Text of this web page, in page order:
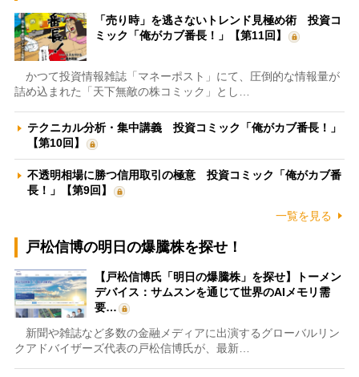
「売り時」を逃さないトレンド見極め術 投資コ
ミック「俺がカブ番長！」【第11回】
かつて投資情報雑誌「マネーポスト」にて、圧倒的な情報量が
詰め込まれた「天下無敵の株コミック」とし…
テクニカル分析・集中講義 投資コミック「俺がカブ番長！」
【第10回】
不透明相場に勝つ信用取引の極意 投資コミック「俺がカブ番
長！」【第9回】
一覧を見る
戸松信博の明日の爆騰株を探せ！
【戸松信博氏「明日の爆騰株」を探せ】トーメン
デバイス：サムスンを通じて世界のAIメモリ需
要…
新聞や雑誌など多数の金融メディアに出演するグローバルリン
クアドバイザーズ代表の戸松信博氏が、最新…